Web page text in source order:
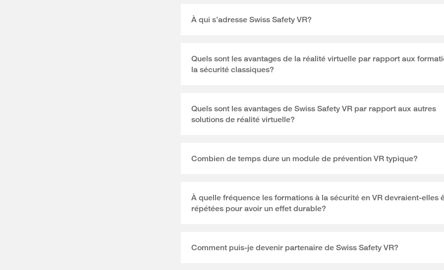
À qui s’adresse Swiss Safety VR?
Quels sont les avantages de la réalité virtuelle par rapport aux
la sécurité classiques?
Quels sont les avantages de Swiss Safety VR par rapport aux autres
solutions de réalité virtuelle?
Combien de temps dure un module de prévention VR typique?
À quelle fréquence les formations à la sécurité en VR devraient-elles
répétées pour avoir un effet durable?
Comment puis-je devenir partenaire de Swiss Safety VR?